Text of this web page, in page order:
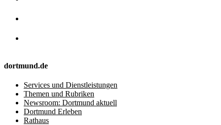
dortmund.de
Services und Dienstleistungen
Themen und Rubriken
Newsroom: Dortmund aktuell
Dortmund Erleben
Rathaus